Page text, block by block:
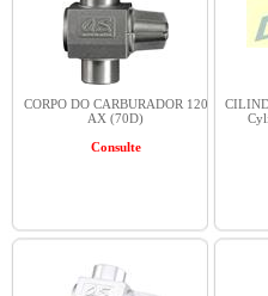
CORPO DO CARBURADOR 120
AX (70D)
Consulte